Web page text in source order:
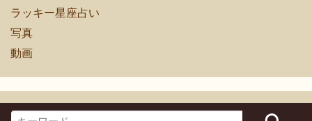
ラッキー星座占い
写真
動画
Search